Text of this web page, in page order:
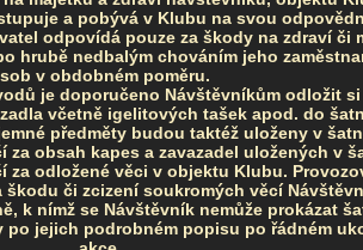
a pobývá v Klubu na svou
odpovídá pouze za škody na zdraví či
hrubě nedbalým chováním jeho
v obdobném poměru.
je doporučeno Návštěvníkům odložit
včetně igelitových tašek apod. do
předměty budou taktéž uloženy v
za obsah kapes a zavazadel uložených v
za odložené věci v objektu Klubu.
škodu či zcizení soukromých věcí
k nímž se Návštěvník nemůže prokázat
po jejich podrobném popisu po řádném